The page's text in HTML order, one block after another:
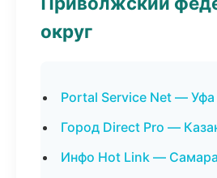
округ
Portal Service Net — Уфа
Город Direct Pro —
Инфо Hot Link — Самара